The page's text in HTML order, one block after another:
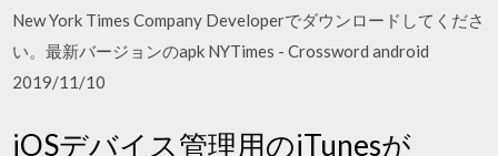
New York Times Company Developerでダウンロードしてくださ
い。最新バージョンのapk NYTimes - Crossword android
2019/11/10
iOSデバイス管理用のiTunesが